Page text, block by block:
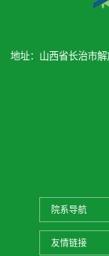
地址：山西省长治市
院系导航
友情链接